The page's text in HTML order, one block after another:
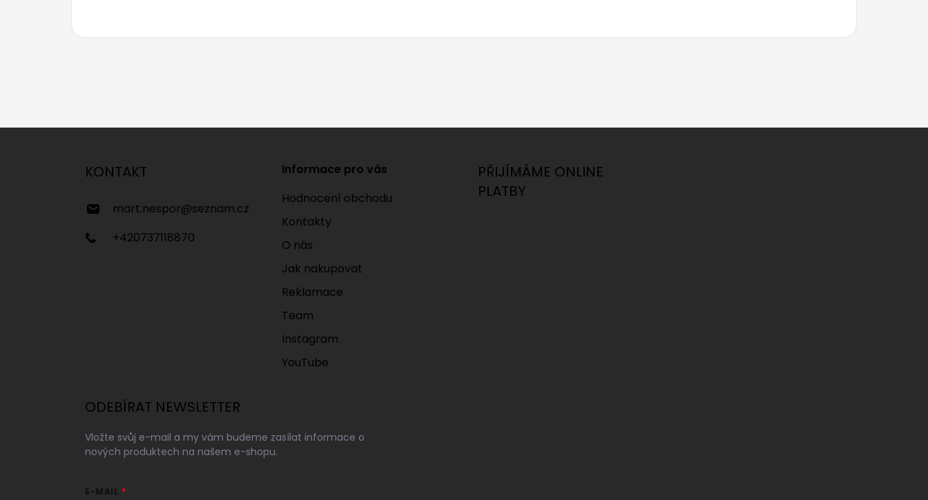
KONTAKT
mart.nespor@seznam.cz
+420737118870
Informace pro vás
Hodnocení obchodu
Kontakty
O nás
Jak nakupovat
Reklamace
Team
Instagram
YouTube
PŘIJÍMÁME ONLINE
PLATBY
ODEBÍRAT NEWSLETTER
Vložte svůj e-mail a my vám budeme zasílat informace o
nových produktech na našem e-shopu.
E-MAIL